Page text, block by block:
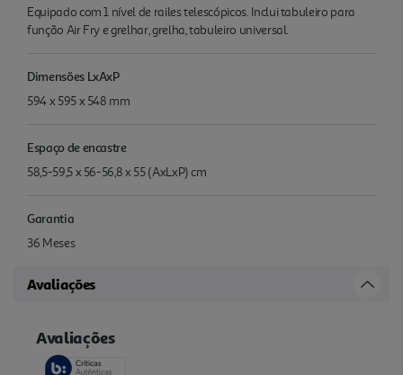
Equipado com 1 nível de railes telescópicos. Inclui tabuleiro para
função Air Fry e grelhar, grelha, tabuleiro universal.
Dimensões LxAxP
594 x 595 x 548 mm
Espaço de encastre
58,5-59,5 x 56-56,8 x 55 (AxLxP) cm
Garantia
36 Meses
Avaliações